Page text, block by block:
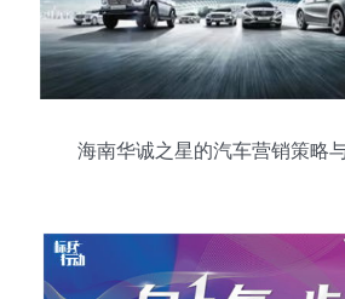
海南华诚之星的汽车营销策略